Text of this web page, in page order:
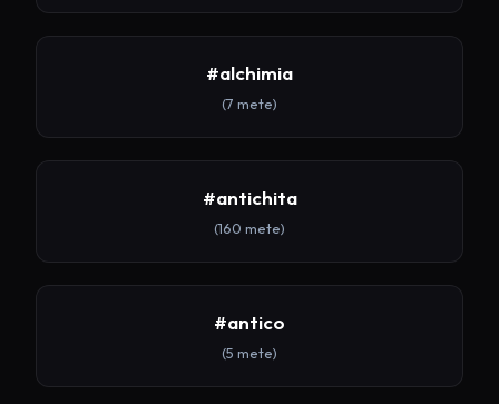
#alchimia
(7 mete)
#antichita
(160 mete)
#antico
(5 mete)